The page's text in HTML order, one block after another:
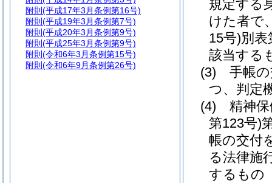
規定する
けた者で
15号)別表
該当する
(3)
手帳
つ、判定
(4)
精神
第123号)
帳の交付
る法律施
するもの
附則 (平成17年3月条例第16号)
附則 (平成19年3月条例第7号)
附則 (平成20年3月条例第9号)
附則 (平成25年3月条例第9号)
附則 (令和6年3月条例第15号)
附則 (令和6年9月条例第26号)